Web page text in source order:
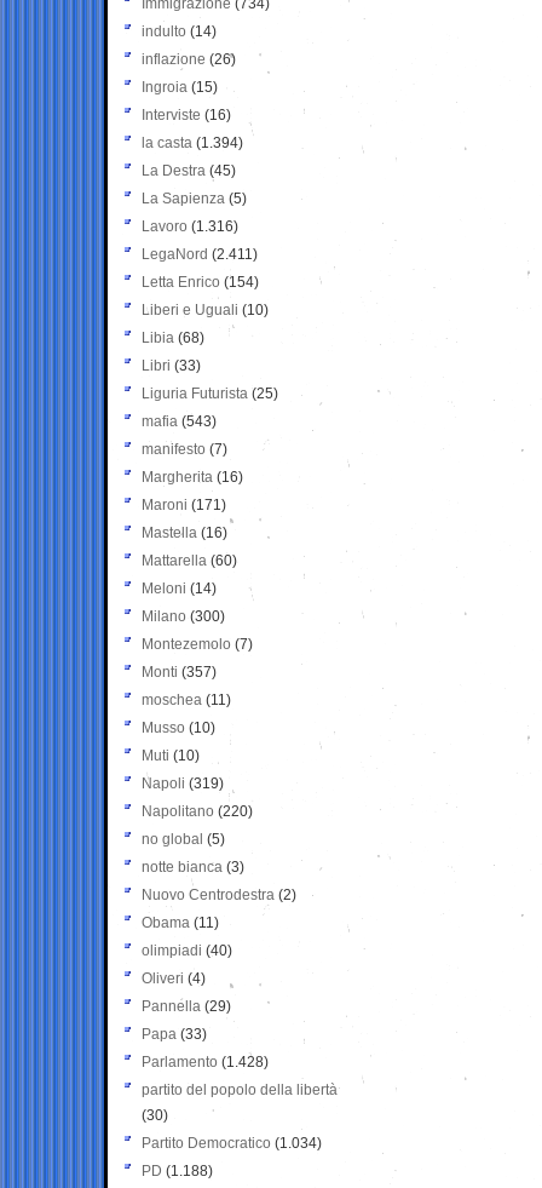
Immigrazione (734)
indulto (14)
inflazione (26)
Ingroia (15)
Interviste (16)
la casta (1.394)
La Destra (45)
La Sapienza (5)
Lavoro (1.316)
LegaNord (2.411)
Letta Enrico (154)
Liberi e Uguali (10)
Libia (68)
Libri (33)
Liguria Futurista (25)
mafia (543)
manifesto (7)
Margherita (16)
Maroni (171)
Mastella (16)
Mattarella (60)
Meloni (14)
Milano (300)
Montezemolo (7)
Monti (357)
moschea (11)
Musso (10)
Muti (10)
Napoli (319)
Napolitano (220)
no global (5)
notte bianca (3)
Nuovo Centrodestra (2)
Obama (11)
olimpiadi (40)
Oliveri (4)
Pannella (29)
Papa (33)
Parlamento (1.428)
partito del popolo della libertà
(30)
Partito Democratico (1.034)
PD (1.188)